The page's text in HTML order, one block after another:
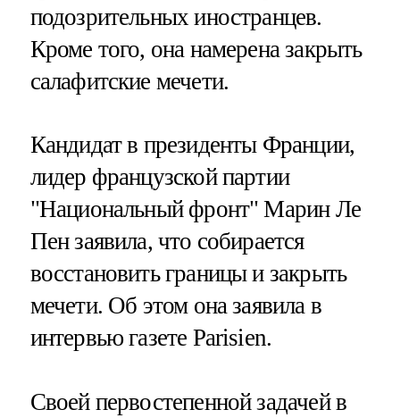
подозрительных иностранцев.
Кроме того, она намерена закрыть
салафитские мечети.
Кандидат в президенты Франции,
лидер французской партии
"Национальный фронт" Марин Ле
Пен заявила, что собирается
восстановить границы и закрыть
мечети. Об этом она заявила в
интервью газете Parisien.
Своей первостепенной задачей в